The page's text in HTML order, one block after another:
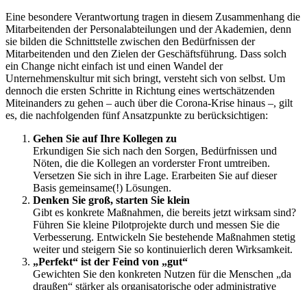
Eine besondere Verantwortung tragen in diesem Zusammenhang die
Mitarbeitenden der Personalabteilungen und der Akademien, denn
sie bilden die Schnittstelle zwischen den Bedürfnissen der
Mitarbeitenden und den Zielen der Geschäftsführung. Dass solch
ein Change nicht einfach ist und einen Wandel der
Unternehmenskultur mit sich bringt, versteht sich von selbst. Um
dennoch die ersten Schritte in Richtung eines wertschätzenden
Miteinanders zu gehen – auch über die Corona-Krise hinaus –, gilt
es, die nachfolgenden fünf Ansatzpunkte zu berücksichtigen:
Gehen Sie auf Ihre Kollegen zu
Erkundigen Sie sich nach den Sorgen, Bedürfnissen und
Nöten, die die Kollegen an vorderster Front umtreiben.
Versetzen Sie sich in ihre Lage. Erarbeiten Sie auf dieser
Basis gemeinsame(!) Lösungen.
Denken Sie groß, starten Sie klein
Gibt es konkrete Maßnahmen, die bereits jetzt wirksam sind?
Führen Sie kleine Pilotprojekte durch und messen Sie die
Verbesserung. Entwickeln Sie bestehende Maßnahmen stetig
weiter und steigern Sie so kontinuierlich deren Wirksamkeit.
„Perfekt“ ist der Feind von „gut“
Gewichten Sie den konkreten Nutzen für die Menschen „da
draußen“ stärker als organisatorische oder administrative